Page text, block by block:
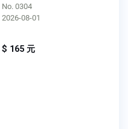
No. 0304
2026-08-01
$ 165 元